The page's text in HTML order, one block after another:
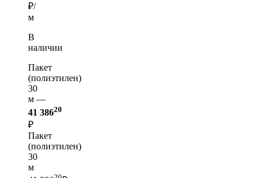
₽/
м
В
наличии
Пакет
(полиэтилен)
30
м —
41 38620
₽
Пакет
(полиэтилен)
30
м